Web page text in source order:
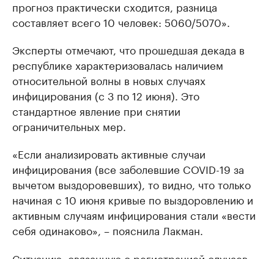
прогноз практически сходится, разница
составляет всего 10 человек: 5060/5070».
Эксперты отмечают, что прошедшая декада в
республике характеризовалась наличием
относительной волны в новых случаях
инфицирования (с 3 по 12 июня). Это
стандартное явление при снятии
ограничительных мер.
«Если анализировать активные случаи
инфицирования (все заболевшие COVID-19 за
вычетом выздоровевших), то видно, что только
начиная с 10 июня кривые по выздоровлению и
активным случаям инфицирования стали «вести
себя одинаково», – пояснила Лакман.